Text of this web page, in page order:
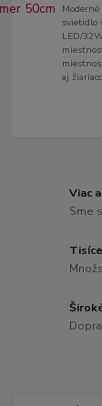
svietidlo
LED/
aj
Viac
Sme